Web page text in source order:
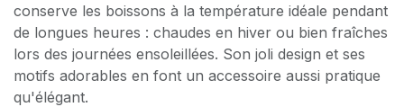
conserve les boissons à la température idéale pendant
de longues heures : chaudes en hiver ou bien fraîches
lors des journées ensoleillées. Son joli design et ses
motifs adorables en font un accessoire aussi pratique
qu'élégant.